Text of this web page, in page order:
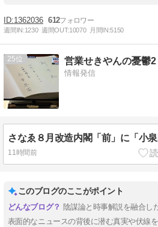
1362036 612
週間IN:1230 週間OUT:10070 月間IN:5150
25 営業せきやんの憂鬱2
情報発信
11時間前
このブログのここがポイント
陰謀論と時事解説を融合し
表面的なニュースの背後に潜む真実や伏線